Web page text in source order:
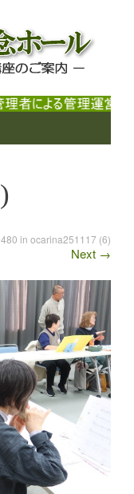
ホール
in ocarina251117 (6)
Next →